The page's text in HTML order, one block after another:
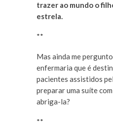
trazer ao mundo o
estrela.
**
Mas ainda me
enfermaria que é
pacientes assistidos
preparar uma suíte
abriga-la?
**